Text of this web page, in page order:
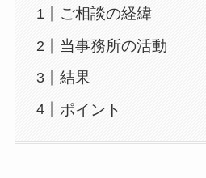
ご相談の経緯
当事務所の活動
結果
ポイント